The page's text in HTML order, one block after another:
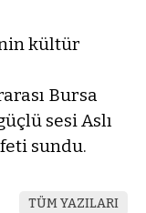
kültür
Bursa
sesi Aslı
sundu.
TÜM YAZILARI